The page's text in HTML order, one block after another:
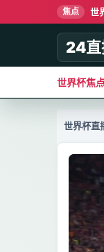
焦点 世
24直
世界杯焦
世界杯直